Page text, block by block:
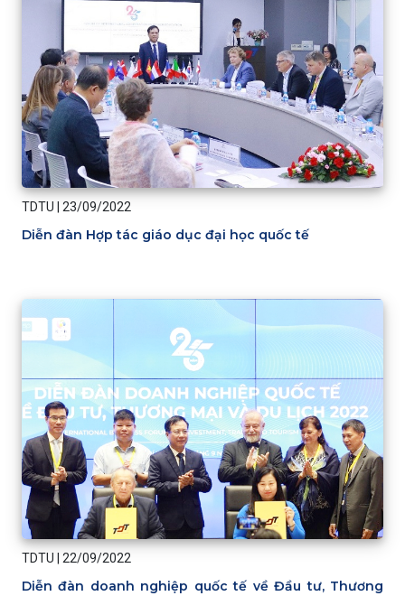
TDTU 23/09/2022
Diễn đàn Hợp tác giáo dục đại học quốc tế
TDTU 22/09/2022
Diễn đàn doanh nghiệp quốc tế về Đầu tư, Thương